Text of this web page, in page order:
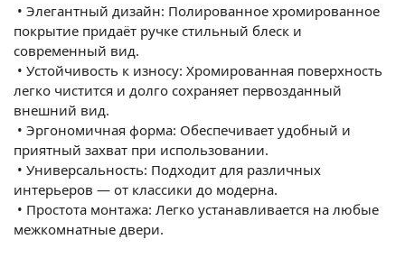
• Элегантный дизайн: Полированное хромированное
покрытие придаёт ручке стильный блеск и
современный вид.
• Устойчивость к износу: Хромированная поверхность
легко чистится и долго сохраняет первозданный
внешний вид.
• Эргономичная форма: Обеспечивает удобный и
приятный захват при использовании.
• Универсальность: Подходит для различных
интерьеров — от классики до модерна.
• Простота монтажа: Легко устанавливается на любые
межкомнатные двери.